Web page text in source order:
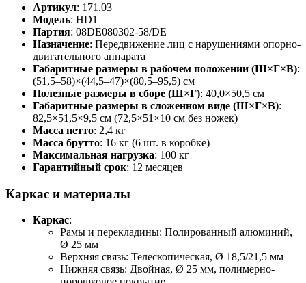
Артикул: 171.03
Модель: HD1
Партия: 08DE080302-58/DE
Назначение: Передвижение лиц с нарушениями опорно-
двигательного аппарата
Габаритные размеры в рабочем положении (Ш×Г×В):
(51,5–58)×(44,5–47)×(80,5–95,5) см
Полезные размеры в сборе (Ш×Г): 40,0×50,5 см
Габаритные размеры в сложенном виде (Ш×Г×В):
82,5×51,5×9,5 см (72,5×51×10 см без ножек)
Масса нетто: 2,4 кг
Масса брутто: 16 кг (6 шт. в коробке)
Максимальная нагрузка: 100 кг
Гарантийный срок: 12 месяцев
Каркас и материалы
Каркас:
Рамы и перекладины: Полированный алюминий,
Ø 25 мм
Верхняя связь: Телескопическая, Ø 18,5/21,5 мм
Нижняя связь: Двойная, Ø 25 мм, полимерно-